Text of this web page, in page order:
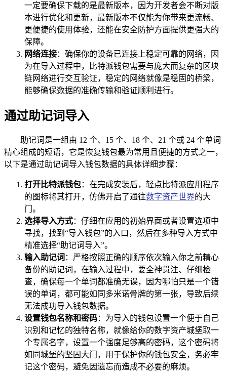
一定要确保下载的是最新版本，因为开发者会不断对版
本进行优化和更新，最新版本不仅能为你带来更流畅、
更便捷的使用体验，还能在安全防护方面提供更强大的
保障。
网络连接：确保你的设备已连接上稳定可靠的网络，因
为在导入过程中，比特派钱包需要与庞大而复杂的区块
链网络进行交互验证，稳定的网络就像是稳固的桥梁，
能够确保数据的准确传输和验证顺利进行。
通过助记词导入
助记词是一组由 12 个、15 个、18 个、21 个或 24 个单词
精心组成的短语，它是恢复钱包最为常用且便捷的方式之一，
以下是通过助记词导入钱包数据的具体详细步骤：
打开比特派钱包：在完成安装后，轻点比特派应用程序
的图标将其打开，仿佛开启了通往数字资产世界的大
门。
选择导入方式：仔细在应用的初始界面或者设置选项中
寻找，找到“导入钱包”的入口，然后在多种导入方式中
精准选择“助记词导入”。
输入助记词 ：严格按照正确的顺序依次输入你之前精心
备份的助记词，在输入过程中，要全神贯注、仔细检
查，确保每一个单词都准确无误，因为哪怕只是一个错
误的单词，都可能如同多米诺骨牌的第一张，导致后续
无法成功导入钱包数据。
设置钱包名称和密码：为导入的钱包设置一个便于自己
识别和记忆的独特名称，就像给你的数字资产城堡取一
个专属名字，设置一个强度足够高的密码，这个密码将
如同城堡的坚固大门，用于保护你的钱包安全，务必牢
记这个密码，避免因遗忘而造成不必要的麻烦。